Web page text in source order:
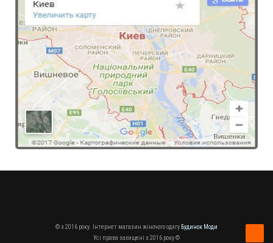
© з 2016 року. Інтернет магазин жіночого одягу Будинок Моди
Усі права захищені з 2016 року ©